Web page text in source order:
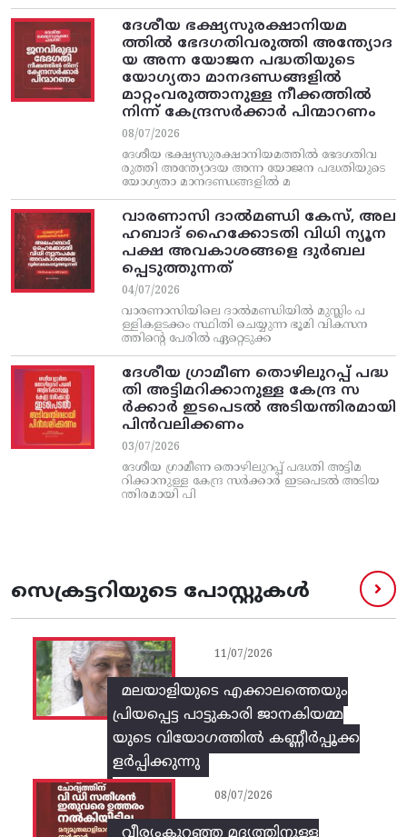
ദേശീയ ഭക്ഷ്യസുരക്ഷാനിയമ
ത്തിൽ ഭേദഗതിവരുത്തി അന്ത്യോദ
യ അന്ന യോജന പദ്ധതിയുടെ
യോഗ്യതാ മാനദണ്ഡങ്ങളിൽ
മാറ്റംവരുത്താനുള്ള നീക്കത്തിൽ
നിന്ന്‌ കേന്ദ്രസർക്കാർ പിന്മാറണം
08/07/2026
ദേശീയ ഭക്ഷ്യസുരക്ഷാനിയമത്തിൽ ഭേദഗതിവ
രുത്തി അന്ത്യോദയ അന്ന യോജന പദ്ധതിയുടെ
യോഗ്യതാ മാനദണ്ഡങ്ങളിൽ മ
വാരണാസി ദാൽമണ്ഡി കേസ്, അല
ഹബാദ് ഹൈക്കോടതി വിധി ന്യൂന
പക്ഷ അവകാശങ്ങളെ ദുർബല
പ്പെടുത്തുന്നത്
04/07/2026
വാരണാസിയിലെ ദാൽമണ്ഡിയിൽ മുസ്ലിം പ
ള്ളികളടക്കം സ്ഥിതി ചെയ്യുന്ന ഭൂമി വികസന
ത്തിന്റെ പേരിൽ ഏറ്റെടുക്ക
ദേശീയ ഗ്രാമീണ തൊഴിലുറപ്പ്‌ പദ്ധ
തി അട്ടിമറിക്കാനുള്ള കേന്ദ്ര സ
ര്‍ക്കാര്‍ ഇടപെടല്‍ അടിയന്തിരമായി
പിന്‍വലിക്കണം
03/07/2026
ദേശീയ ഗ്രാമീണ തൊഴിലുറപ്പ്‌ പദ്ധതി അട്ടിമ
റിക്കാനുള്ള കേന്ദ്ര സര്‍ക്കാര്‍ ഇടപെടല്‍ അടിയ
ന്തിരമായി പി
സെക്രട്ടറിയുടെ പോസ്റ്റുകൾ
മലയാളിയുടെ എക്കാലത്തെയും
പ്രിയപ്പെട്ട പാട്ടുകാരി ജാനകിയമ്മ
യുടെ വിയോഗത്തിൽ കണ്ണീർപ്പൂക്ക
ളർപ്പിക്കുന്നു
11/07/2026
വീര്യംകുറഞ്ഞ മദ്യത്തിനുള്ള
08/07/2026